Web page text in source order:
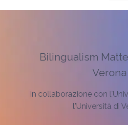
Bilingualism
Verona
in collaborazione con
l'Università di